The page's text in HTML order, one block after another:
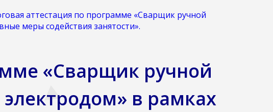
аттестация по программе «Сварщик ручной
меры содействия занятости».
«Сварщик ручной
в рамках